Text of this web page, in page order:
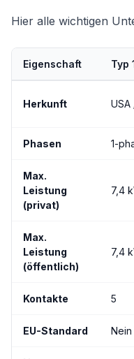
Hier alle wichtigen
Eigenschaft Typ
Herkunft USA
Phasen 1-
Max.
Leistung
(privat)
7,4
Max.
Leistung
(öffentlich)
7,4
Kontakte 5
EU-Standard Nein